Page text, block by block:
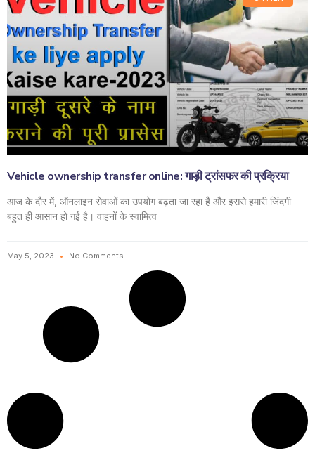
Vehicle ownership transfer online: गाड़ी ट्रांसफर की प्रक्रिया
आज के दौर में, ऑनलाइन सेवाओं का उपयोग बढ़ता जा रहा है और इससे हमारी जिंदगी
बहुत ही आसान हो गई है। वाहनों के स्वामित्व
May 5, 2023 No Comments